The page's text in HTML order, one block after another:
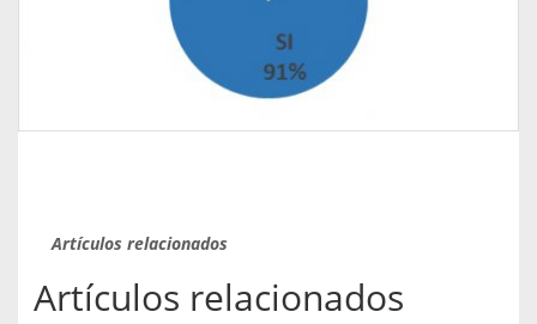
Artículos relacionados
Artículos relacionados